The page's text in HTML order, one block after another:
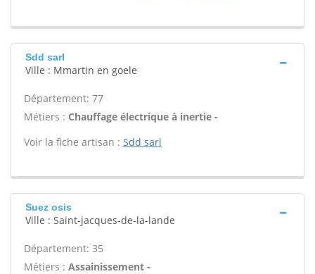
Sdd sarl
Ville : Mmartin en goele
Département: 77
Métiers : Chauffage électrique à inertie -
Voir la fiche artisan : Sdd sarl
Suez osis
Ville : Saint-jacques-de-la-lande
Département: 35
Métiers : Assainissement -